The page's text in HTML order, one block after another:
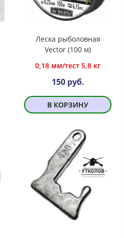
Леска рыболовная
Vector (100 м)
0,18 мм/тест 5,8 кг
150 руб.
В КОРЗИНУ